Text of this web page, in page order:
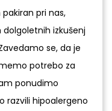
pri nas,
izkušenj
se, da je
potrebo za
ponudimo
razvili hipoalergeno